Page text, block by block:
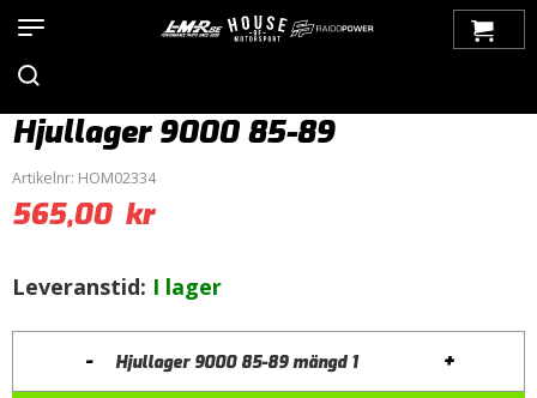
Hjullager
> Hjullager 9000 85-89
Hjullager 9000 85-89
Artikelnr: HOM02334
565,00 kr
Leveranstid: I lager
- Hjullager 9000 85-89 mängd +